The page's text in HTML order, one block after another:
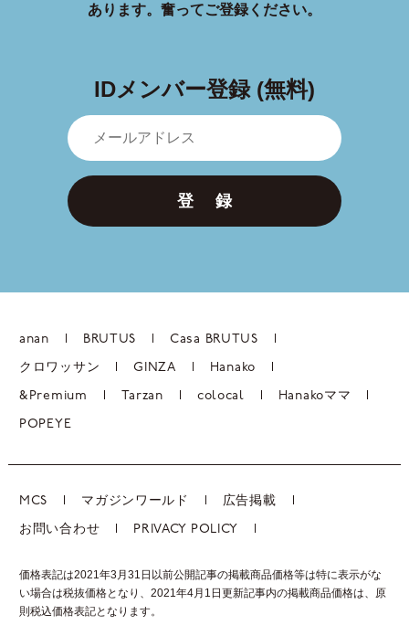
あります。 奮ってご登録ください。
IDメンバー登録 (無料)
登 録
anan BRUTUS Casa BRUTUS
クロワッサン GINZA Hanako
&Premium Tarzan colocal Hanakoママ
POPEYE
MCS マガジンワールド 広告掲載
お問い合わせ PRIVACY POLICY
価格表記は2021年3月31日以前公開記事の掲載商品価格等は特に表示がな
い場合は税抜価格となり、2021年4月1日更新記事内の掲載商品価格は、 原
則税込価格表記となります。